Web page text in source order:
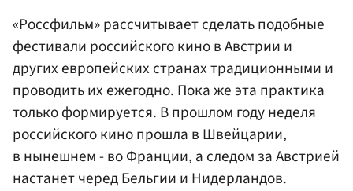
«Россфильм» рассчитывает сделать подобные
фестивали российского кино в Австрии и
других европейских странах традиционными и
проводить их ежегодно. Пока же эта практика
только формируется. В прошлом году неделя
российского кино прошла в Швейцарии,
в нынешнем - во Франции, а следом за Австрией
настанет черед Бельгии и Нидерландов.